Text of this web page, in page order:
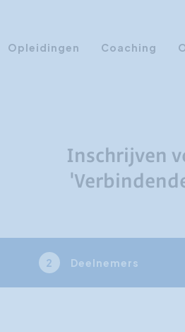
Opleidingen
Sales Training
Leiderschap
Coaching
Inschrijven
2 Deelnemers